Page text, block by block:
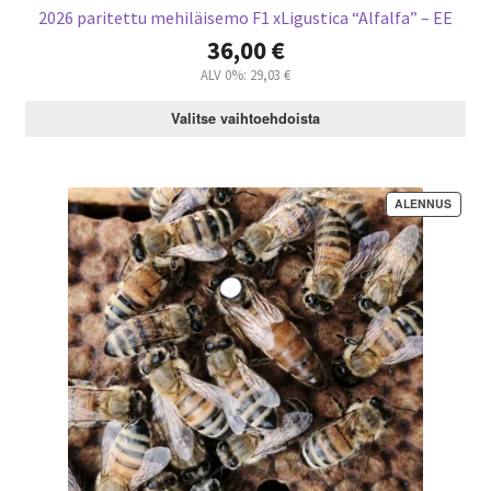
2026 paritettu mehiläisemo F1 xLigustica “Alfalfa” – EE
36,00€
ALV 0%: 29,03 €
Valitse vaihtoehdoista
ALENNUS
T
U
O
T
E
A
L
E
N
N
U
K
S
E
S
S